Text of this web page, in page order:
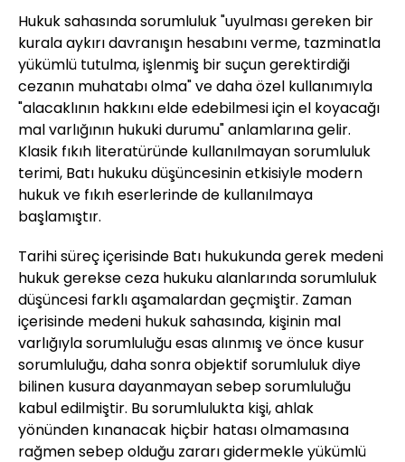
Hukuk sahasında sorumluluk "uyulması gereken bir
kurala aykırı davranışın hesabını verme, tazminatla
yükümlü tutulma, işlenmiş bir suçun gerektirdiği
cezanın muhatabı olma" ve daha özel kullanımıyla
"alacaklının hakkını elde edebilmesi için el koyacağı
mal varlığının hukuki durumu" anlamlarına gelir.
Klasik fıkıh literatüründe kullanılmayan sorumluluk
terimi, Batı hukuku düşüncesinin etkisiyle modern
hukuk ve fıkıh eserlerinde de kullanılmaya
başlamıştır.
Tarihi süreç içerisinde Batı hukukunda gerek medeni
hukuk gerekse ceza hukuku alanlarında sorumluluk
düşüncesi farklı aşamalardan geçmiştir. Zaman
içerisinde medeni hukuk sahasında, kişinin mal
varlığıyla sorumluluğu esas alınmış ve önce kusur
sorumluluğu, daha sonra objektif sorumluluk diye
bilinen kusura dayanmayan sebep sorumluluğu
kabul edilmiştir. Bu sorumlulukta kişi, ahlak
yönünden kınanacak hiçbir hatası olmamasına
rağmen sebep olduğu zararı gidermekle yükümlü